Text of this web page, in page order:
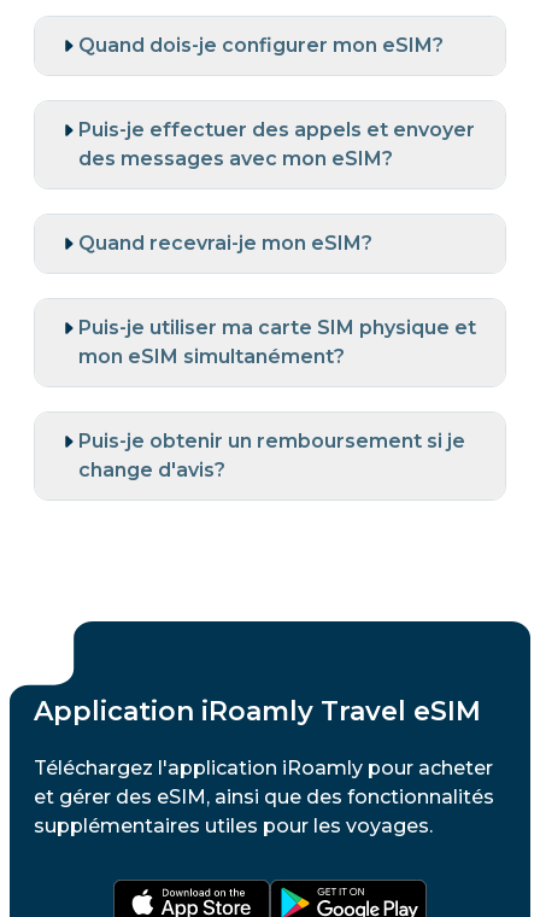
Quand dois-je configurer mon eSIM?
Puis-je effectuer des appels et envoyer
des messages avec mon eSIM?
Quand recevrai-je mon eSIM?
Puis-je utiliser ma carte SIM physique et
mon eSIM simultanément?
Puis-je obtenir un remboursement si je
change d'avis?
Application iRoamly Travel eSIM
Téléchargez l'application iRoamly pour acheter
et gérer des eSIM, ainsi que des fonctionnalités
supplémentaires utiles pour les voyages.